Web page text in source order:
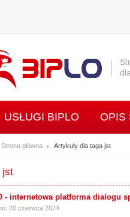
USŁUGI BIPLO OPIS
INLO
Strona główna Artykuły dla taga jst
jst
- internetowa platforma dialogu
20 czerwca 2024